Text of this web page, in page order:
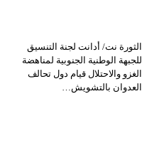
الثورة نت/ أدانت لجنة التنسيق
للجبهة الوطنية الجنوبية لمناهضة
الغزو والاحتلال قيام دول تحالف
العدوان بالتشويش…